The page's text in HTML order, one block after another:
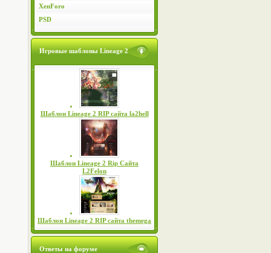
XenForo
PSD
Игровые шаблоны Lineage 2
Шаблон Lineage 2 RIP сайта la2hell
Шаблон Lineage 2 Rip Сайта
L2Felon
Шаблон Lineage 2 RIP сайта themega
Ответы на форуме